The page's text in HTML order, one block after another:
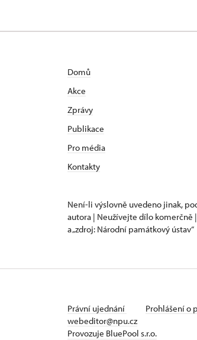
Domů
Akce
Zprávy
Publikace
Pro média
Kontakty
Není-li výslovně uvedeno jinak,
autora | Neužívejte dílo komerčně
a „zdroj: Národní památkový ústav“
Právní ujednání Prohlášení o
webeditor@npu.cz
Provozuje BluePool s.r.o.